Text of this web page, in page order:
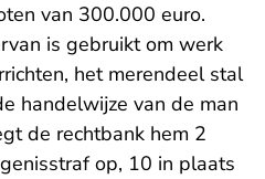
van 300.000 euro.
is gebruikt om werk
het merendeel stal
handelwijze van de man
de rechtbank hem 2
op, 10 in plaats